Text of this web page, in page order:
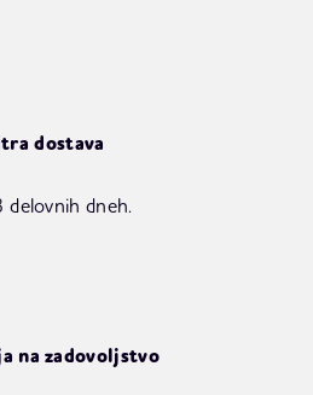
dostava
dneh.
na zadovoljstvo